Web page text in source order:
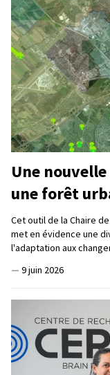
Une
une forêt
Cet outil de la Chaire
met en évidence une
l'adaptation aux
— 9 juin 2026